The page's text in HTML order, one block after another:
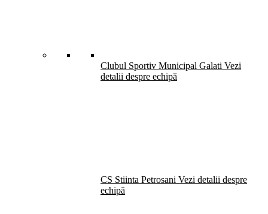
Clubul Sportiv Municipal Galati Vezi
detalii despre echipă
CS Stiinta Petrosani Vezi detalii despre
echipă